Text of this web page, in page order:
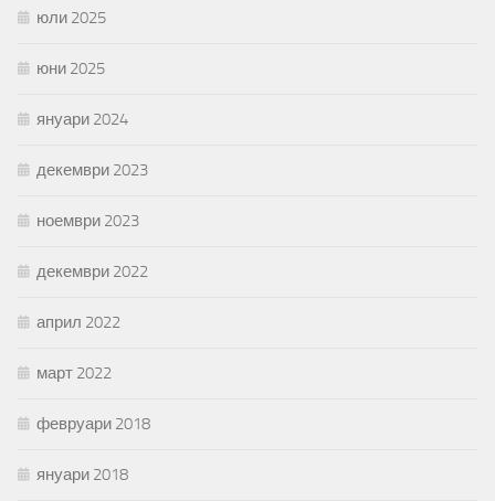
юли 2025
юни 2025
януари 2024
декември 2023
ноември 2023
декември 2022
април 2022
март 2022
февруари 2018
януари 2018